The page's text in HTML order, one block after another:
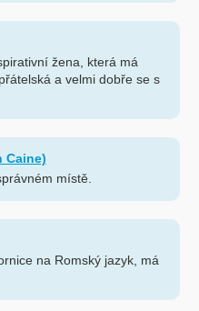
žena, která má
a velmi dobře se s
Caine)
místě.
na Romský jazyk, má